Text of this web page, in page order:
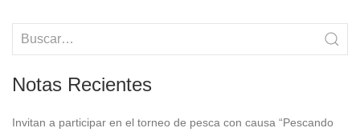
Notas Recientes
Invitan a participar en el torneo de pesca con causa “Pescando